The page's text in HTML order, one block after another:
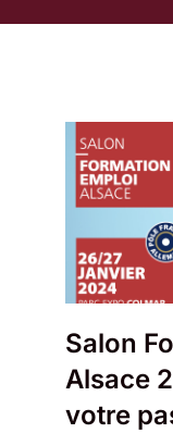
Salon
Alsace
votre